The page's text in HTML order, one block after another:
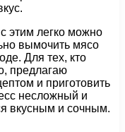
этим легко можно
вымочить мясо
Для тех, кто
предлагаю
и приготовить
несложный и
вкусным и сочным.